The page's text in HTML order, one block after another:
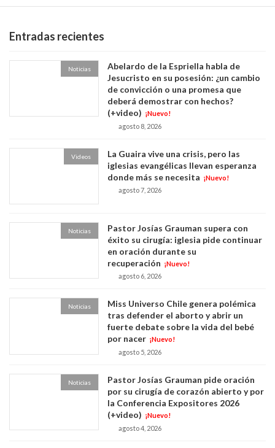
octubre 30, 2025
Entradas recientes
Noticias
Abelardo de la Espriella habla de
Jesucristo en su posesión: ¿un cambio
de convicción o una promesa que
deberá demostrar con hechos?
(+video) ¡Nuevo!
agosto 8, 2026
Videos
La Guaira vive una crisis, pero las
iglesias evangélicas llevan esperanza
donde más se necesita ¡Nuevo!
agosto 7, 2026
Noticias
Pastor Josías Grauman supera con
éxito su cirugía: iglesia pide continuar
en oración durante su
recuperación ¡Nuevo!
agosto 6, 2026
Noticias
Miss Universo Chile genera polémica
tras defender el aborto y abrir un
fuerte debate sobre la vida del bebé
por nacer ¡Nuevo!
agosto 5, 2026
Noticias
Pastor Josías Grauman pide oración
por su cirugía de corazón abierto y por
la Conferencia Expositores 2026
(+video) ¡Nuevo!
agosto 4, 2026